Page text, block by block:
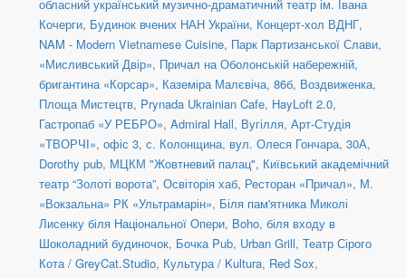
обласний український музично-драматичний театр ім. Івана
Кочерги, Будинок вчених НАН України, Концерт-хол ВДНГ,
NAM - Modern Vietnamese Cuisine, Парк Партизанської Слави,
«Мисливський Двір», Причал на Оболонській набережній,
бригантина «Корсар», Каземіра Малєвіча, 86б, Воздвиженка,
Площа Мистецтв, Prynada Ukrainian Cafe, HayLoft 2.0,
Гастропаб «У РЕБРО», Admiral Hall, Вугілля, Арт-Студія
«ТВОРЧІ», офіс 3, с. Колонщина, вул. Олеся Гончара, 30А,
Dorothy pub, МЦКМ "Жовтневий палац", Київський академічний
театр “Золоті ворота”, Освіторія хаб, Ресторан «Причал», М.
«Вокзальна» РК «Ультрамарін», Біля пам'ятника Миколі
Лисенку біля Національної Опери, Boho, біля входу в
Шоколадний будиночок, Бочка Pub, Urban Grill, Театр Сірого
Кота / GreyCat.Studio, Культура / Kultura, Red Sox,